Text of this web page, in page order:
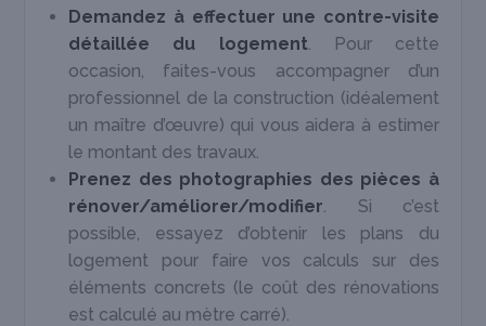
Demandez à effectuer une contre-visite
détaillée du logement. Pour cette
occasion, faites-vous accompagner d’un
professionnel de la construction (idéalement
un maître d’œuvre) qui vous aidera à estimer
le montant des travaux.
Prenez des photographies des pièces à
rénover/améliorer/modifier. Si c’est
possible, essayez d’obtenir les plans du
logement pour faire vos calculs sur des
éléments concrets (le coût des rénovations
est calculé au mètre carré).